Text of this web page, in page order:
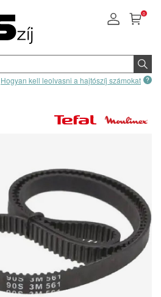
Hogyan kell leolvasni a hajtószíj számokat
0